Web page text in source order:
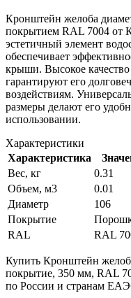
Кронштейн желоба
покрытием RAL 7004 от
эстетичный элемент
обеспечивает
крыши. Высокое
гарантируют его
воздействиям.
размеры делают его
использовании.
Характеристики
Характеристика
Вес, кг
0.31
Объем, м3
0.01
Диаметр
106
Покрытие
RAL
RAL
Купить Кронштейн
покрытие, 350 мм, RAL
по России и странам